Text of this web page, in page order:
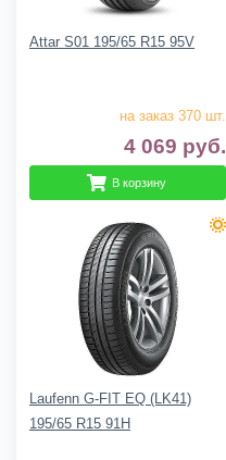
Attar S01 195/65 R15 95V
на заказ 370 шт.
4 069 руб.
В корзину
Laufenn G-FIT EQ (LK41)
195/65 R15 91H